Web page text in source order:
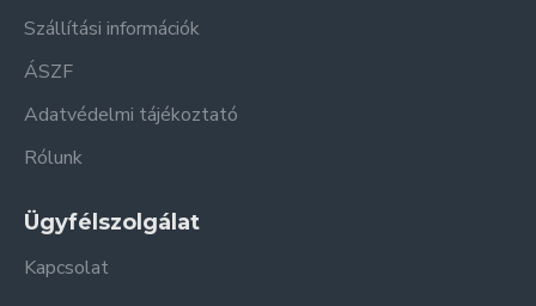
Szállítási információk
ÁSZF
Adatvédelmi tájékoztató
Rólunk
Ügyfélszolgálat
Kapcsolat